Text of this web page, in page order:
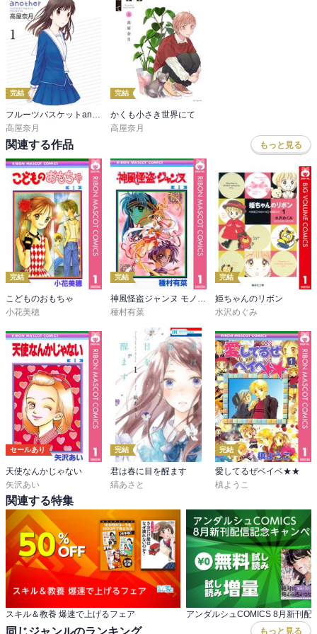
完結
高屋奈月
完結
かくも小さき世界にて
高屋奈月
関連する作品 もっと見る
完結
こどものおもちゃ
小花美穂
完結
神風怪盗ジャンヌ モノクロ版
種村有菜
完結
姫ちゃんのリボン
水沢めぐみ
セールあり
天使なんかじゃない
矢沢あい
完結
君は春に目を醒ます
縞あさと
完結
愛してるぜベイベ★★
槙ようこ
関連する特集
スキル＆教養 爆速で上げるフェア
同じジャンルのランキング もっと見る